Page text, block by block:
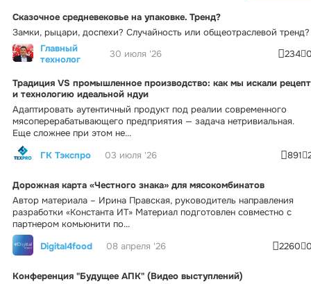
Сказочное средневековье на упаковке. Тренд?
Замки, рыцари, доспехи? Случайность или общеотраслевой тренд?
Главный
технолог
30 июля '26 234
Традиция VS промышленное производство: как мы искали рецепт
и технологию идеальной ндуи
Адаптировать аутентичный продукт под реалии современного
мясоперерабатывающего предприятия — задача нетривиальная.
Еще сложнее при этом не...
ГК Тэкспро
03 июля '26 891
Дорожная карта «Честного знака» для мясокомбинатов
Автор материала – Ирина Правская, руководитель направления
разработки «Константа ИТ» Материал подготовлен совместно с
партнером комьюнити по...
Digital4food
08 апреля '26 2260
Конференция "Будущее АПК" (Видео выступлений)